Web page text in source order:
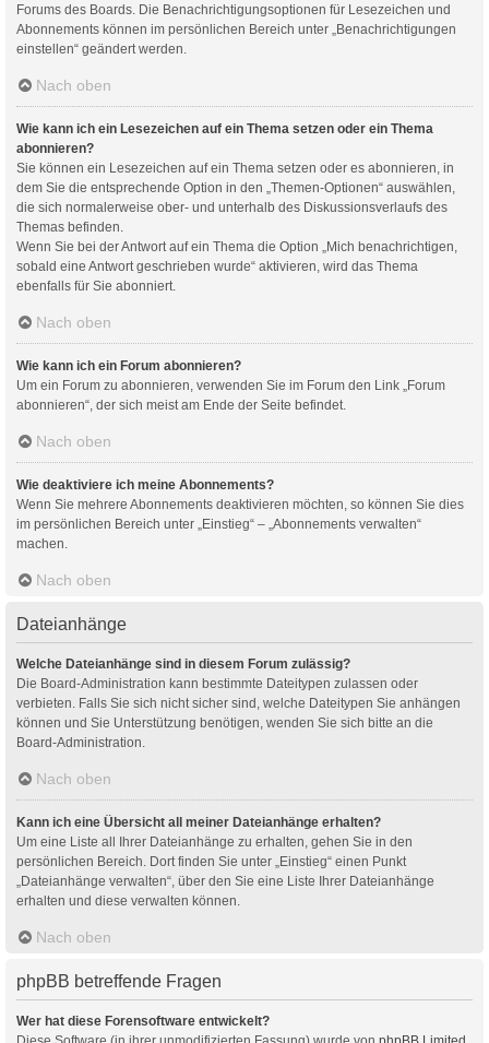
Forums des Boards. Die Benachrichtigungsoptionen für Lesezeichen und
Abonnements können im persönlichen Bereich unter „Benachrichtigungen
einstellen“ geändert werden.
Nach oben
Wie kann ich ein Lesezeichen auf ein Thema setzen oder ein Thema
abonnieren?
Sie können ein Lesezeichen auf ein Thema setzen oder es abonnieren, in
dem Sie die entsprechende Option in den „Themen-Optionen“ auswählen,
die sich normalerweise ober- und unterhalb des Diskussionsverlaufs des
Themas befinden.
Wenn Sie bei der Antwort auf ein Thema die Option „Mich benachrichtigen,
sobald eine Antwort geschrieben wurde“ aktivieren, wird das Thema
ebenfalls für Sie abonniert.
Nach oben
Wie kann ich ein Forum abonnieren?
Um ein Forum zu abonnieren, verwenden Sie im Forum den Link „Forum
abonnieren“, der sich meist am Ende der Seite befindet.
Nach oben
Wie deaktiviere ich meine Abonnements?
Wenn Sie mehrere Abonnements deaktivieren möchten, so können Sie dies
im persönlichen Bereich unter „Einstieg“ – „Abonnements verwalten“
machen.
Nach oben
Dateianhänge
Welche Dateianhänge sind in diesem Forum zulässig?
Die Board-Administration kann bestimmte Dateitypen zulassen oder
verbieten. Falls Sie sich nicht sicher sind, welche Dateitypen Sie anhängen
können und Sie Unterstützung benötigen, wenden Sie sich bitte an die
Board-Administration.
Nach oben
Kann ich eine Übersicht all meiner Dateianhänge erhalten?
Um eine Liste all Ihrer Dateianhänge zu erhalten, gehen Sie in den
persönlichen Bereich. Dort finden Sie unter „Einstieg“ einen Punkt
„Dateianhänge verwalten“, über den Sie eine Liste Ihrer Dateianhänge
erhalten und diese verwalten können.
Nach oben
phpBB betreffende Fragen
Wer hat diese Forensoftware entwickelt?